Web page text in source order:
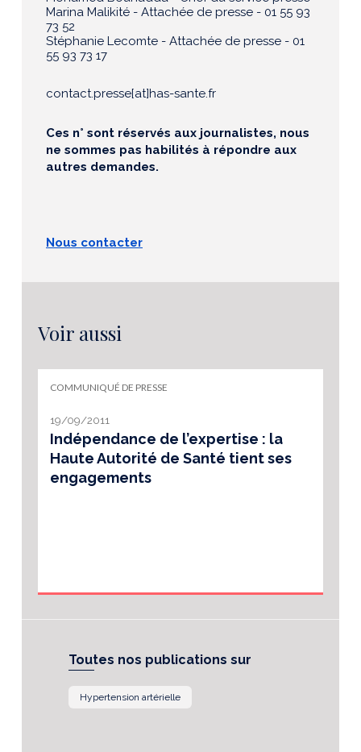
Marina Malikité - Attachée de presse - 01 55 93
73 52
Stéphanie Lecomte - Attachée de presse - 01
55 93 73 17
contact.presse[at]has-sante.fr
Ces n° sont réservés aux journalistes, nous
ne sommes pas habilités à répondre aux
autres demandes.
Nous contacter
Voir aussi
COMMUNIQUÉ DE PRESSE
19/09/2011
Indépendance de l’expertise : la
Haute Autorité de Santé tient ses
engagements
Toutes nos publications sur
Hypertension artérielle